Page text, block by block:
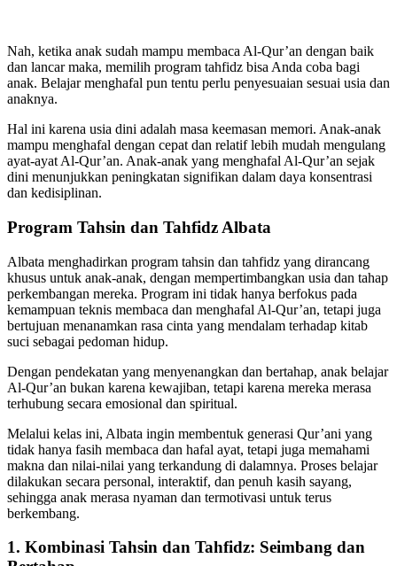
Nah, ketika anak sudah mampu membaca Al-Qur’an dengan baik
dan lancar maka, memilih program tahfidz bisa Anda coba bagi
anak. Belajar menghafal pun tentu perlu penyesuaian sesuai usia dan
anaknya.
Hal ini karena usia dini adalah masa keemasan memori. Anak-anak
mampu menghafal dengan cepat dan relatif lebih mudah mengulang
ayat-ayat Al-Qur’an. Anak-anak yang menghafal Al-Qur’an sejak
dini menunjukkan peningkatan signifikan dalam daya konsentrasi
dan kedisiplinan.
Program Tahsin dan Tahfidz Albata
Albata menghadirkan program tahsin dan tahfidz yang dirancang
khusus untuk anak-anak, dengan mempertimbangkan usia dan tahap
perkembangan mereka. Program ini tidak hanya berfokus pada
kemampuan teknis membaca dan menghafal Al-Qur’an, tetapi juga
bertujuan menanamkan rasa cinta yang mendalam terhadap kitab
suci sebagai pedoman hidup.
Dengan pendekatan yang menyenangkan dan bertahap, anak belajar
Al-Qur’an bukan karena kewajiban, tetapi karena mereka merasa
terhubung secara emosional dan spiritual.
Melalui kelas ini, Albata ingin membentuk generasi Qur’ani yang
tidak hanya fasih membaca dan hafal ayat, tetapi juga memahami
makna dan nilai-nilai yang terkandung di dalamnya. Proses belajar
dilakukan secara personal, interaktif, dan penuh kasih sayang,
sehingga anak merasa nyaman dan termotivasi untuk terus
berkembang.
1. Kombinasi Tahsin dan Tahfidz: Seimbang dan